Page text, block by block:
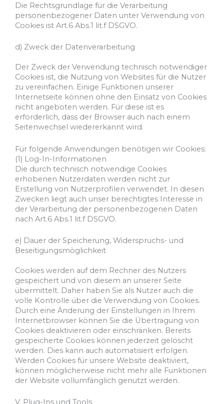
Die Rechtsgrundlage für die Verarbeitung
personenbezogener Daten unter Verwendung von
Cookies ist Art.6 Abs.1 lit.f DSGVO.
d) Zweck der Datenverarbeitung
Der Zweck der Verwendung technisch notwendiger
Cookies ist, die Nutzung von Websites für die Nutzer
zu vereinfachen. Einige Funktionen unserer
Internetseite können ohne den Einsatz von Cookies
nicht angeboten werden. Für diese ist es
erforderlich, dass der Browser auch nach einem
Seitenwechsel wiedererkannt wird.
Für folgende Anwendungen benötigen wir Cookies:
(1) Log-In-Informationen
Die durch technisch notwendige Cookies
erhobenen Nutzerdaten werden nicht zur
Erstellung von Nutzerprofilen verwendet. In diesen
Zwecken liegt auch unser berechtigtes Interesse in
der Verarbeitung der personenbezogenen Daten
nach Art.6 Abs.1 lit.f DSGVO.
e) Dauer der Speicherung, Widerspruchs- und
Beseitigungsmöglichkeit
Cookies werden auf dem Rechner des Nutzers
gespeichert und von diesem an unserer Seite
übermittelt. Daher haben Sie als Nutzer auch die
volle Kontrolle über die Verwendung von Cookies.
Durch eine Änderung der Einstellungen in Ihrem
Internetbrowser können Sie die Übertragung von
Cookies deaktivieren oder einschränken. Bereits
gespeicherte Cookies können jederzeit gelöscht
werden. Dies kann auch automatisiert erfolgen.
Werden Cookies für unsere Website deaktiviert,
können möglicherweise nicht mehr alle Funktionen
der Website vollumfänglich genutzt werden.
V. Plug-Ins und Tools